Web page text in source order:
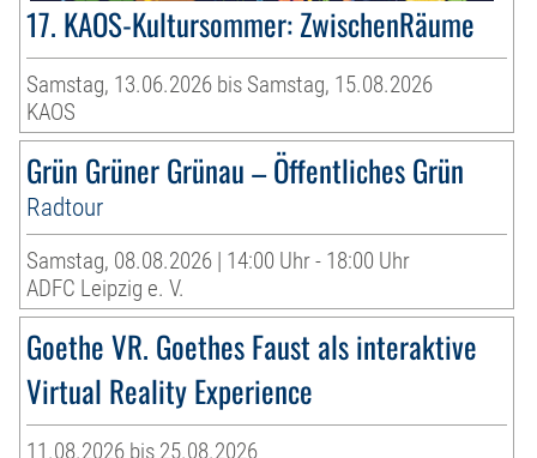
17. KAOS-Kultursommer: ZwischenRäume
Samstag, 13.06.2026 bis Samstag, 15.08.2026
KAOS
Grün Grüner Grünau – Öffentliches Grün
Radtour
Samstag, 08.08.2026 | 14:00 Uhr - 18:00 Uhr
ADFC Leipzig e. V.
Goethe VR. Goethes Faust als interaktive
Virtual Reality Experience
11.08.2026 bis 25.08.2026